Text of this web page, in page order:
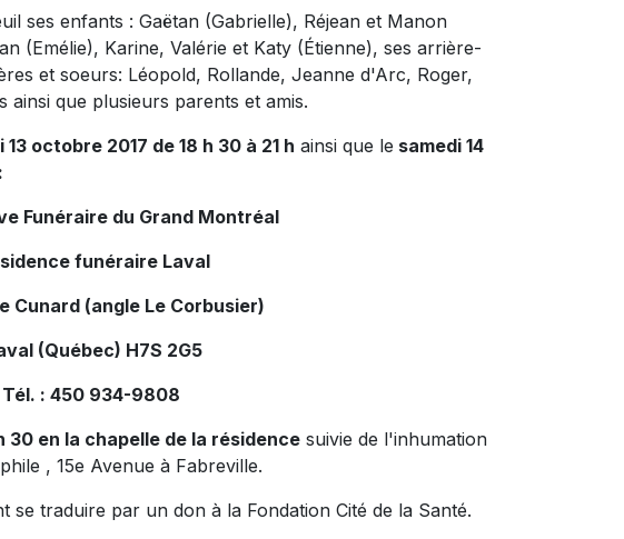
ses enfants : Gaëtan (Gabrielle), Réjean et Manon
(Emélie), Karine, Valérie et Katy (Étienne), ses arrière-
et soeurs: Léopold, Rollande, Jeanne d'Arc, Roger,
ainsi que plusieurs parents et amis.
octobre 2017 de 18 h 30 à 21 h ainsi que le samedi 14
:
Funéraire du Grand Montréal
funéraire Laval
Cunard (angle Le Corbusier)
(Québec) H7S 2G5
Tél. : 450 934-9808
30 en la chapelle de la résidence suivie de l'inhumation
, 15e Avenue à Fabreville.
se traduire par un don à la Fondation Cité de la Santé.